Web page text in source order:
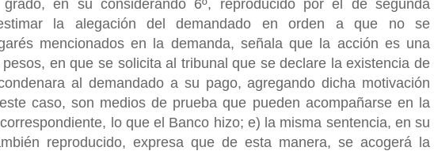
en su considerando 6º, reproducido por el de segunda
la alegación del demandado en orden a que no se
mencionados en la demanda, señala que la acción es una
en que se solicita al tribunal que se declare la existencia de
al demandado a su pago, agregando dicha motivación
caso, son medios de prueba que pueden acompañarse en la
lo que el Banco hizo; e) la misma sentencia, en su
reproducido, expresa que de esta manera, se acogerá la